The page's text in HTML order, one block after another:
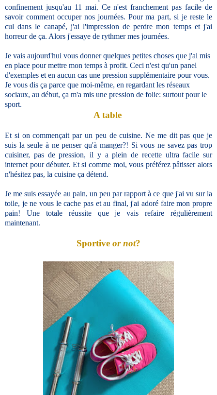
confinement jusqu'au 11 mai. Ce n'est franchement pas facile de
savoir comment occuper nos journées. Pour ma part, si je reste le
cul dans le canapé, j'ai l'impression de perdre mon temps et j'ai
horreur de ça. Alors j'essaye de rythmer mes journées.
Je vais aujourd'hui vous donner quelques petites choses que j'ai mis
en place pour mettre mon temps à profit. Ceci n'est qu'un panel
d'exemples et en aucun cas une pression supplémentaire pour vous.
Je vous dis ça parce que moi-même, en regardant les réseaux
sociaux, au début, ça m'a mis une pression de folie: surtout pour le
sport.
A table
Et si on commençait par un peu de cuisine. Ne me dit pas que je
suis la seule à ne penser qu'à manger?! Si vous ne savez pas trop
cuisiner, pas de pression, il y a plein de recette ultra facile sur
internet pour débuter. Et si comme moi, vous préférez pâtisser alors
n'hésitez pas, la cuisine ça détend.
Je me suis essayée au pain, un peu par rapport à ce que j'ai vu sur la
toile, je ne vous le cache pas et au final, j'ai adoré faire mon propre
pain! Une totale réussite que je vais refaire régulièrement
maintenant.
Sportive or not?